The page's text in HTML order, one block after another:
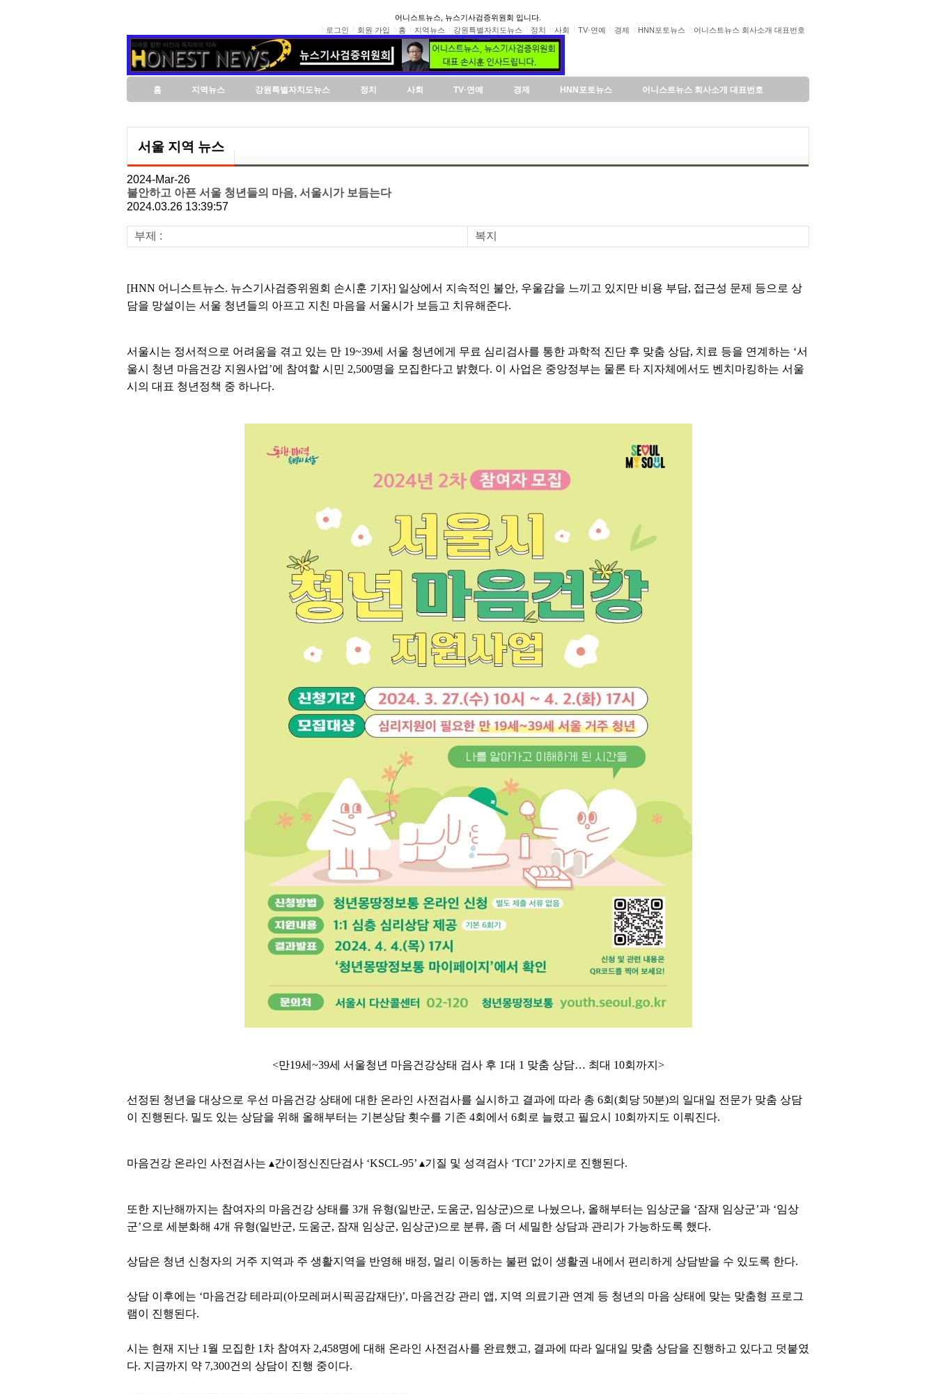
어니스트뉴스, 뉴스기사검증위원회 입니다.
로그인
회원 가입 홈 지역뉴스 강원특별자치도뉴스 정치 사회 TV·연예 경제 HNN포토뉴스 어니스트뉴스 회사소개 대표번호
홈 지역뉴스 강원특별자치도뉴스 정치 사회 TV·연예 경제 HNN포토뉴스 어니스트뉴스 회사소개 대표번호
서울 지역 뉴스
2024-Mar-26
불안하고 아픈 서울 청년들의 마음, 서울시가 보듬는다
2024.03.26 13:39:57
부제 : 복지
[HNN 어니스트뉴스. 뉴스기사검증위원회 손시훈 기자] 일상에서 지속적인 불안, 우울감을 느끼고 있지만 비용 부담, 접근성 문제 등으로 상
담을 망설이는 서울 청년들의 아프고 지친 마음을 서울시가 보듬고 치유해준다.
서울시는 정서적으로 어려움을 겪고 있는 만 19~39세 서울 청년에게 무료 심리검사를 통한 과학적 진단 후 맞춤 상담, 치료 등을 연계하는 ‘서
울시 청년 마음건강 지원사업’에 참여할 시민 2,500명을 모집한다고 밝혔다. 이 사업은 중앙정부는 물론 타 지자체에서도 벤치마킹하는 서울
시의 대표 청년정책 중 하나다.
<만19세~39세 서울청년 마음건강상태 검사 후 1대 1 맞춤 상담… 최대 10회까지>
선정된 청년을 대상으로 우선 마음건강 상태에 대한 온라인 사전검사를 실시하고 결과에 따라 총 6회(회당 50분)의 일대일 전문가 맞춤 상담
이 진행된다. 밀도 있는 상담을 위해 올해부터는 기본상담 횟수를 기존 4회에서 6회로 늘렸고 필요시 10회까지도 이뤄진다.
마음건강 온라인 사전검사는 ▴간이정신진단검사 ‘KSCL-95’ ▴기질 및 성격검사 ‘TCI’ 2가지로 진행된다.
또한 지난해까지는 참여자의 마음건강 상태를 3개 유형(일반군, 도움군, 임상군)으로 나눴으나, 올해부터는 임상군을 ‘잠재 임상군’과 ‘임상
군’으로 세분화해 4개 유형(일반군, 도움군, 잠재 임상군, 임상군)으로 분류, 좀 더 세밀한 상담과 관리가 가능하도록 했다.
상담은 청년 신청자의 거주 지역과 주 생활지역을 반영해 배정, 멀리 이동하는 불편 없이 생활권 내에서 편리하게 상담받을 수 있도록 한다.
상담 이후에는 ‘마음건강 테라피(아모레퍼시픽공감재단)’, 마음건강 관리 앱, 지역 의료기관 연계 등 청년의 마음 상태에 맞는 맞춤형 프로그
램이 진행된다.
시는 현재 지난 1월 모집한 1차 참여자 2,458명에 대해 온라인 사전검사를 완료했고, 결과에 따라 일대일 맞춤 상담을 진행하고 있다고 덧붙였
다. 지금까지 약 7,300건의 상담이 진행 중이다.